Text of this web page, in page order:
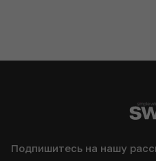
Подпишитесь на нашу